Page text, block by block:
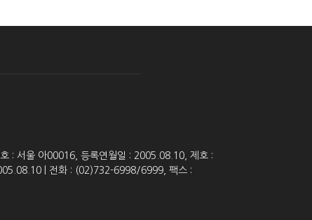
: 서울 아00016, 등록연월일 : 2005.08.10, 제호 :
| 전화 : (02)732-6998/6999, 팩스 :